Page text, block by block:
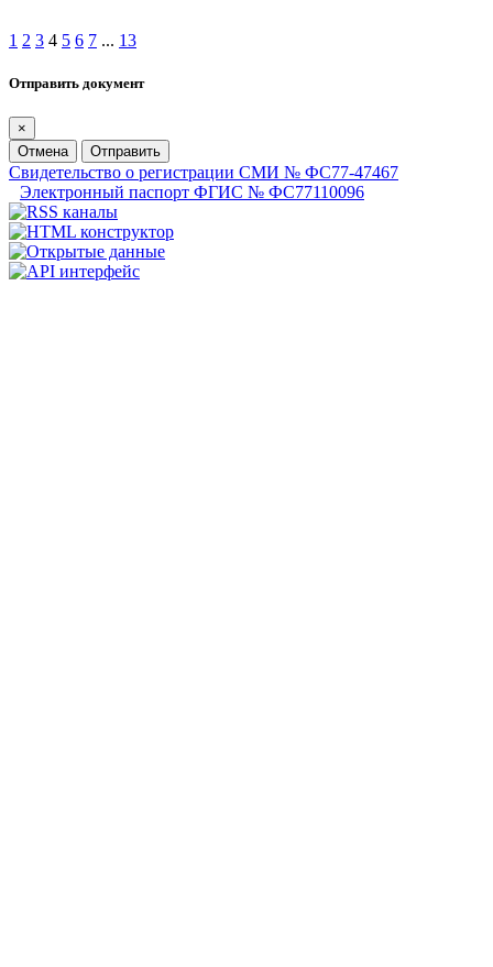
1 2 3 4 5 6 7 ... 13
Отправить документ
×
Отмена
Отправить
Свидетельство о регистрации СМИ № ФС77-47467
Электронный паспорт ФГИС № ФС77110096